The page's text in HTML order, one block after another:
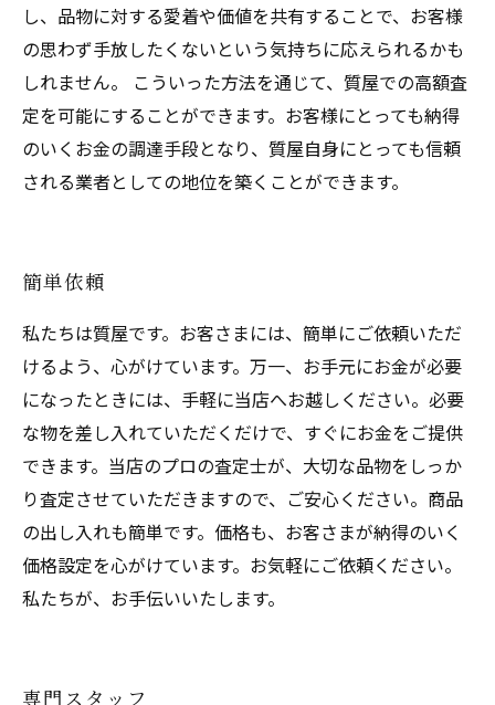
し、品物に対する愛着や価値を共有することで、お客様
の思わず手放したくないという気持ちに応えられるかも
しれません。 こういった方法を通じて、質屋での高額査
定を可能にすることができます。お客様にとっても納得
のいくお金の調達手段となり、質屋自身にとっても信頼
される業者としての地位を築くことができます。
簡単依頼
私たちは質屋です。お客さまには、簡単にご依頼いただ
けるよう、心がけています。万一、お手元にお金が必要
になったときには、手軽に当店へお越しください。必要
な物を差し入れていただくだけで、すぐにお金をご提供
できます。当店のプロの査定士が、大切な品物をしっか
り査定させていただきますので、ご安心ください。商品
の出し入れも簡単です。価格も、お客さまが納得のいく
価格設定を心がけています。お気軽にご依頼ください。
私たちが、お手伝いいたします。
専門スタッフ